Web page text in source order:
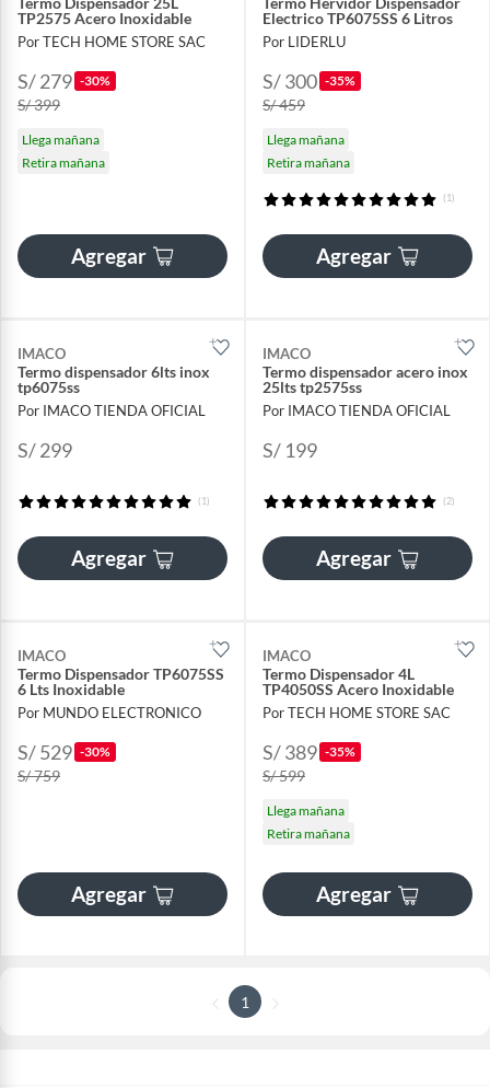
TP2575 Acero Inoxidable
Por TECH HOME STORE SAC
S/ 279 -30%
S/ 399
Llega mañana
Retira mañana
Agregar
Electrico TP6075SS 6 Litros
Por LIDERLU
S/ 300 -35%
S/ 459
Llega mañana
Retira mañana
(1)
Agregar
IMACO
Termo dispensador 6lts inox
tp6075ss
Por IMACO TIENDA OFICIAL
S/ 299
(1)
Agregar
IMACO
Termo dispensador acero inox
25lts tp2575ss
Por IMACO TIENDA OFICIAL
S/ 199
(2)
Agregar
IMACO
Termo Dispensador TP6075SS
6 Lts Inoxidable
Por MUNDO ELECTRONICO
S/ 529 -30%
S/ 759
Agregar
IMACO
Termo Dispensador 4L
TP4050SS Acero Inoxidable
Por TECH HOME STORE SAC
S/ 389 -35%
S/ 599
Llega mañana
Retira mañana
Agregar
1